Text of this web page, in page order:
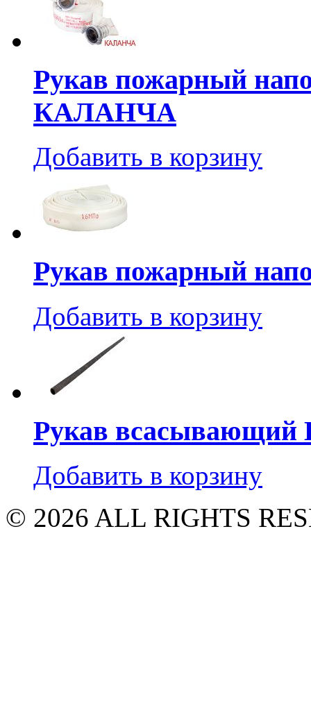
Рукав пожарный
КАЛАНЧА
Добавить в корзину
Рукав пожарный
Добавить в корзину
Рукав всасывающий
Добавить в корзину
© 2026 ALL RIGHTS